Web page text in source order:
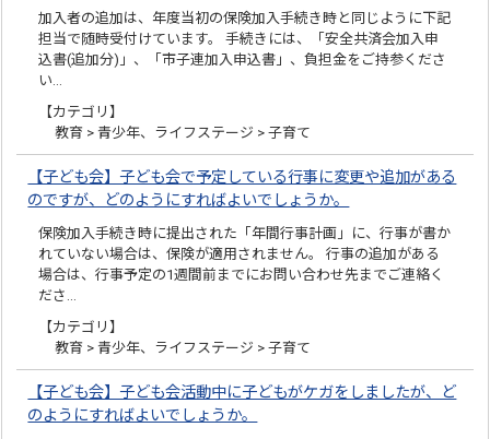
加入者の追加は、年度当初の保険加入手続き時と同じように下記
担当で随時受付けています。 手続きには、「安全共済会加入申
込書(追加分)」、「市子連加入申込書」、負担金をご持参くださ
い…
【カテゴリ】
教育 > 青少年、ライフステージ > 子育て
【子ども会】子ども会で予定している行事に変更や追加がある
のですが、どのようにすればよいでしょうか。
保険加入手続き時に提出された「年間行事計画」に、行事が書か
れていない場合は、保険が適用されません。 行事の追加がある
場合は、行事予定の1週間前までにお問い合わせ先までご連絡く
ださ…
【カテゴリ】
教育 > 青少年、ライフステージ > 子育て
【子ども会】子ども会活動中に子どもがケガをしましたが、ど
のようにすればよいでしょうか。